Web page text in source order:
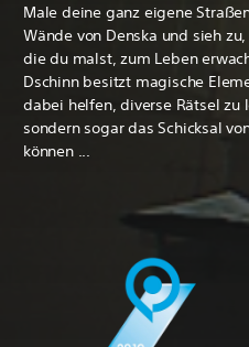
Male deine ganz eigene
Wände von Denska und sieh
die du malst, zum Leben
Dschinn besitzt magische
dabei helfen, diverse Rätsel zu
sondern sogar das Schicksal
können ...